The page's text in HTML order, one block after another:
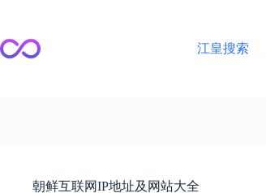
内
容
江皇搜索
朝鲜互联网IP地址及网站大全